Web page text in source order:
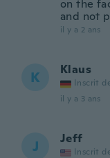
on the
and not
il y a 2 ans
K Klaus
Inscrit
il y a 3 ans
J Jeff
Inscrit